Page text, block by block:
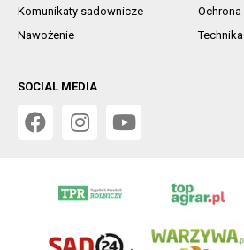
Komunikaty sadownicze
Ochrona
Nawożenie
Technika
SOCIAL MEDIA